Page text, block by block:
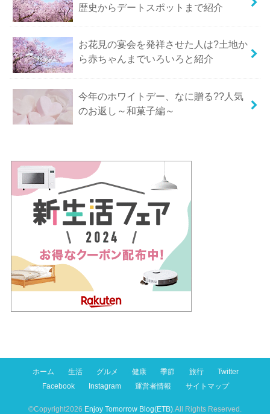
歴史からデートスポットまで紹介
お花見の宴会を発祥させた人は?土地か
ら赤ちゃんまでいろいろと紹介
今年のホワイトデー、なに贈る??人気
のお返し～和菓子編～
ホーム 生活 グルメ 健康 季節 旅行
Twitter
Facebook
Instagram 運営者情報 サイトマップ
©Copyright2026 Enjoy Tomorrow Blog(ETB) .All Rights Reserved.